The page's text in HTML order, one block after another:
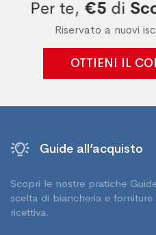
Riservato a nuovi
OTTIENI IL
Guide all’acquisto
Scopri le nostre pratiche
scelta di biancheria e
ricettiva.